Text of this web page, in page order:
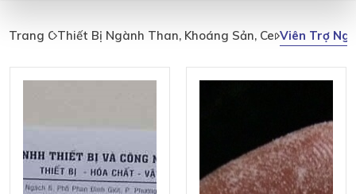
Trang ChủThiết Bị Ngành Than, Khoáng Sản, Ceramic, Xi
Viên Trợ
Viên
Trợ
Nghiền